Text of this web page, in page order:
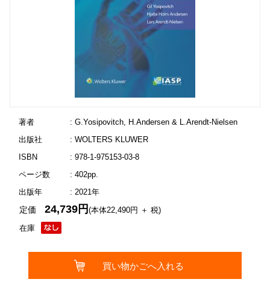
著者
: G.Yosipovitch, H.Andersen & L.Arendt-Nielsen
出版社
: WOLTERS KLUWER
ISBN
: 978-1-975153-03-8
ページ数
: 402pp.
出版年
: 2021年
在庫
定価24,739円(本体22,490円 ＋ 税)